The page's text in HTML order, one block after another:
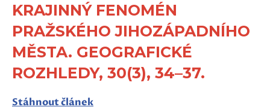
KRAJINNÝ FENOMÉN
PRAŽSKÉHO JIHOZÁPADNÍHO
MĚSTA. GEOGRAFICKÉ
ROZHLEDY, 30(3), 34–37.
Stáhnout článek